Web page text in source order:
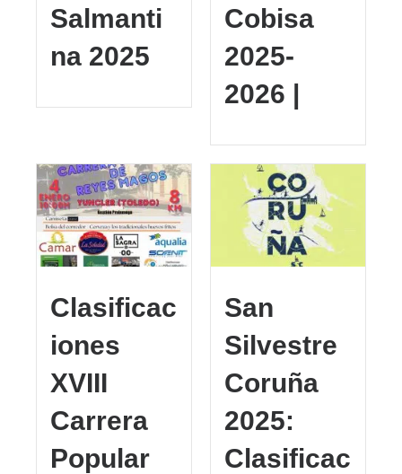
Salmanti
na 2025
Cobisa
2025-
2026 |
Clasificac
iones
XVIII
Carrera
Popular
San
Silvestre
Coruña
2025:
Clasificac